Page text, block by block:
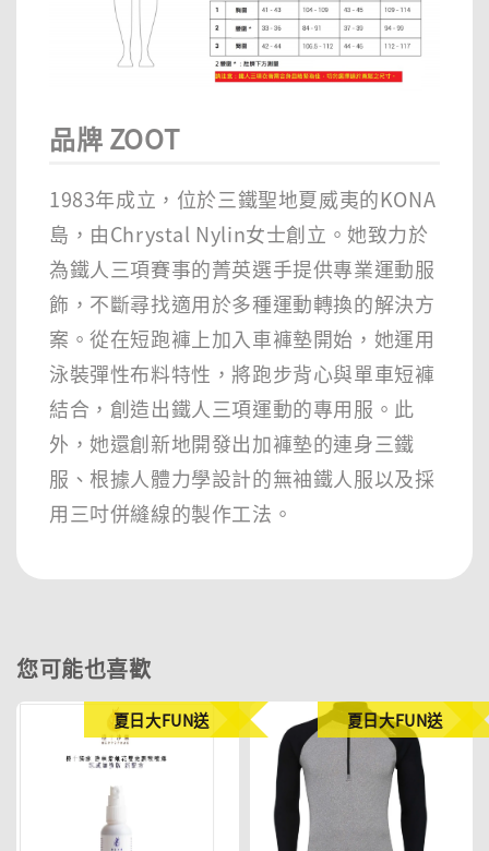
品牌 ZOOT
1983年成立，位於三鐵聖地夏威夷的KONA
島，由Chrystal Nylin女士創立。她致力於
為鐵人三項賽事的菁英選手提供專業運動服
飾，不斷尋找適用於多種運動轉換的解決方
案。從在短跑褲上加入車褲墊開始，她運用
泳裝彈性布料特性，將跑步背心與單車短褲
結合，創造出鐵人三項運動的專用服。此
外，她還創新地開發出加褲墊的連身三鐵
服、根據人體力學設計的無袖鐵人服以及採
用三吋併縫線的製作工法。
您可能也喜歡
夏日大FUN送 夏日大FUN送